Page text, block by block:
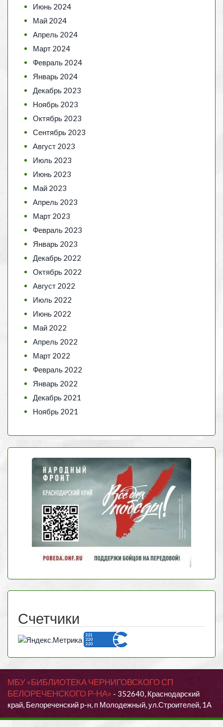
Июнь 2024
Май 2024
Апрель 2024
Март 2024
Февраль 2024
Январь 2024
Декабрь 2023
Ноябрь 2023
Октябрь 2023
Сентябрь 2023
Август 2023
Июль 2023
Июнь 2023
Май 2023
Апрель 2023
Март 2023
Февраль 2023
Январь 2023
Декабрь 2022
Октябрь 2022
Август 2022
Июль 2022
Июнь 2022
Май 2022
Апрель 2022
Март 2022
Февраль 2022
Январь 2022
Декабрь 2021
Ноябрь 2021
Счетчики
МБУ «БИБЛИОТЕКА ЧЕРНИГОВСКОГО СП
БЕЛОРЕЧЕНСКОГО Р-НА» - 352640, Краснодарский
край, Белореченский р-н, п Молодежный, ул.Строителей, 1А